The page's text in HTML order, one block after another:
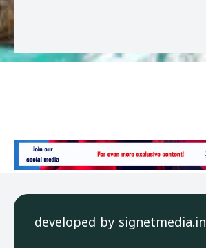
developed by signetmedia.in